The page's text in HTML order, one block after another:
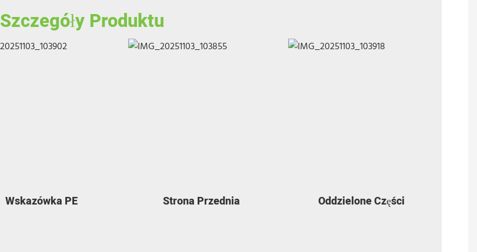
Szczegóły Produktu
Wskazówka PE Strona Przednia Oddzielone Części